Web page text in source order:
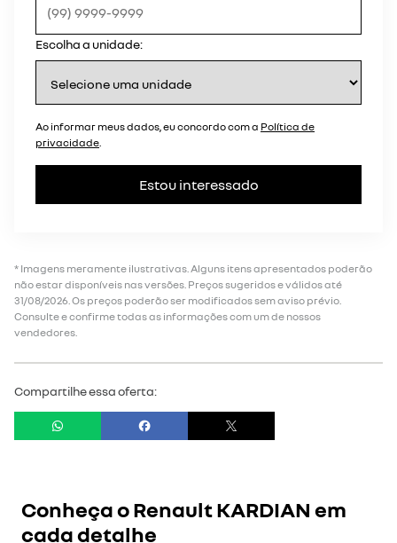
* Imagens meramente ilustrativas. Alguns itens apresentados poderão
não estar disponíveis nas versões. Preços sugeridos e válidos até
31/08/2026. Os preços poderão ser modificados sem aviso prévio.
Consulte e confirme todas as informações com um de nossos
vendedores.
Compartilhe essa oferta:
Escolha a unidade:
Ao informar meus dados, eu concordo com a Política de
privacidade.
Estou interessado
Conheça oRenault KARDIAN em
cada detalhe